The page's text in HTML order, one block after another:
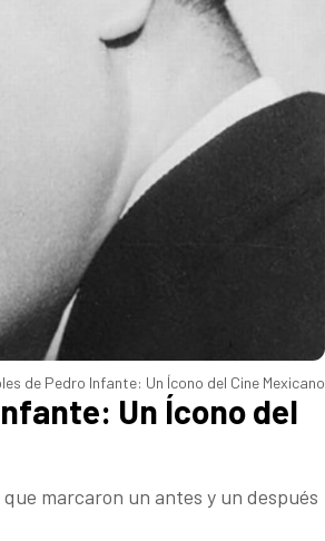
de Pedro Infante: Un Ícono del Cine Mexicano
Un Ícono del
marcaron un antes y un después